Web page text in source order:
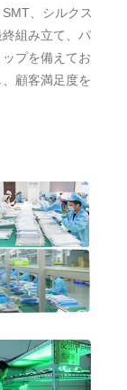
、シルクス
組み立て、パ
プを備えてお
顧客満足度を